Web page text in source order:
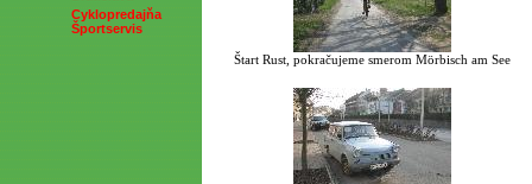
Cyklopredajňa
Športservis
Štart Rust, pokračujeme smerom Mörbisch am See